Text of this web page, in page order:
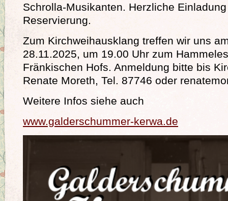
Schrolla-Musikanten. Herzliche
Reservierung.
Zum Kirchweihausklang treffen wir uns
28.11.2025, um 19.00 Uhr zum
Fränkischen Hofs. Anmeldung bitte bis
Renate Moreth, Tel. 87746 oder
Weitere Infos siehe auch
www.galderschummer-kerwa.de